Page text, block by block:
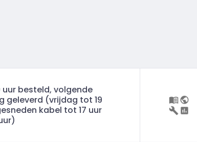
uur besteld, volgende
geleverd (vrijdag tot 19
kabel tot 17 uur